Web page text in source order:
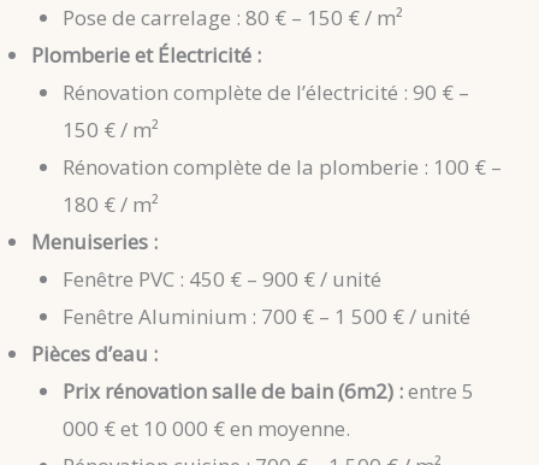
Pose de carrelage : 80 € – 150 € / m²
Plomberie et Électricité :
Rénovation complète de l’électricité : 90 € –
150 € / m²
Rénovation complète de la plomberie : 100 € –
180 € / m²
Menuiseries :
Fenêtre PVC : 450 € – 900 € / unité
Fenêtre Aluminium : 700 € – 1 500 € / unité
Pièces d’eau :
Prix rénovation salle de bain (6m2) :entre 5
000 € et 10 000 € en moyenne.